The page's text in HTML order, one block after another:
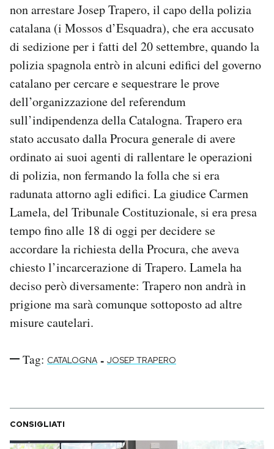
CALENDARIO
AREA PERSONALE
Area Personale
Newsletter
Notifiche mobile
Regala il Post
Hai bisogno di aiuto?
Esci
non arrestare Josep Trapero, il capo della polizia
catalana (i Mossos d’Esquadra), che era accusato
di sedizione per i fatti del 20 settembre, quando la
polizia spagnola entrò in alcuni edifici del governo
catalano per cercare e sequestrare le prove
dell’organizzazione del referendum
sull’indipendenza della Catalogna. Trapero era
stato accusato dalla Procura generale di avere
ordinato ai suoi agenti di rallentare le operazioni
di polizia, non fermando la folla che si era
radunata attorno agli edifici. La giudice Carmen
Lamela, del Tribunale Costituzionale, si era presa
tempo fino alle 18 di oggi per decidere se
accordare la richiesta della Procura, che aveva
chiesto l’incarcerazione di Trapero. Lamela ha
deciso però diversamente: Trapero non andrà in
prigione ma sarà comunque sottoposto ad altre
misure cautelari.
Tag: CATALOGNA - JOSEP TRAPERO
CONSIGLIATI